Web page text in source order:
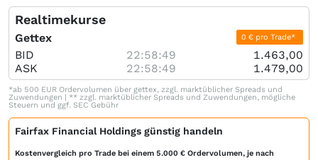
Realtimekurse
Gettex 0 € pro Trade*
BID 22:58:49
1.463,00
ASK
22:58:49 1.479,00
*ab 500 EUR Ordervolumen über gettex, zzgl. marktüblicher Spreads und
Zuwendungen | ** zzgl. marktüblicher Spreads und Zuwendungen, mögliche
Steuern und ggf. SEC Gebühr
Fairfax Financial Holdings günstig handeln
Kostenvergleich pro Trade bei einem 5.000 € Ordervolumen, je nach